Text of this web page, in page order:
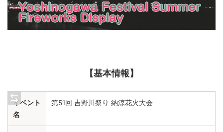
【基本情報】
イベント
名
第51回 吉野川祭り 納涼花火大会